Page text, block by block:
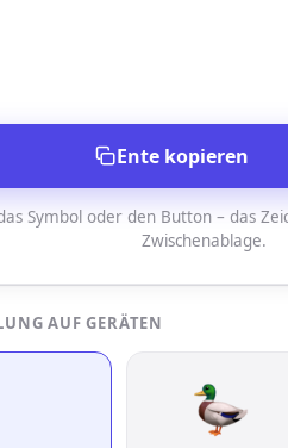
Ente kopieren
Symbol oder den Button – das
Zwischenablage.
AUF GERÄTEN